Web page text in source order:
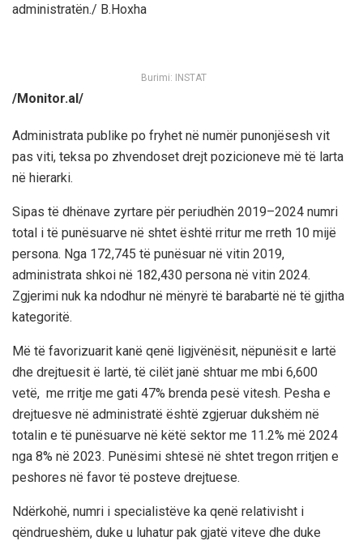
administratën./ B.Hoxha
Burimi: INSTAT
/Monitor.al/
Administrata publike po fryhet në numër punonjësesh vit
pas viti, teksa po zhvendoset drejt pozicioneve më të larta
në hierarki.
Sipas të dhënave zyrtare për periudhën 2019–2024 numri
total i të punësuarve në shtet është rritur me rreth 10 mijë
persona. Nga 172,745 të punësuar në vitin 2019,
administrata shkoi në 182,430 persona në vitin 2024.
Zgjerimi nuk ka ndodhur në mënyrë të barabartë në të gjitha
kategoritë.
Më të favorizuarit kanë qenë ligjvënësit, nëpunësit e lartë
dhe drejtuesit ë lartë, të cilët janë shtuar me mbi 6,600
vetë, me rritje me gati 47% brenda pesë vitesh. Pesha e
drejtuesve në administratë është zgjeruar dukshëm në
totalin e të punësuarve në këtë sektor me 11.2% më 2024
nga 8% në 2023. Punësimi shtesë në shtet tregon rritjen e
peshores në favor të posteve drejtuese.
Ndërkohë, numri i specialistëve ka qenë relativisht i
qëndrueshëm, duke u luhatur pak gjatë viteve dhe duke